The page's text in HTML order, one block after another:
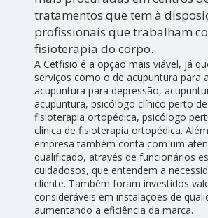
tratamentos que tem à
profissionais que trabalham
fisioterapia do corpo.
A Cetfisio é a opção mais viável, já
serviços como o de acupuntura para
acupuntura para depressão,
acupuntura, psicólogo clínico perto
fisioterapia ortopédica, psicólogo
clínica de fisioterapia ortopédica.
empresa também conta com um
qualificado, através de funcionários
cuidadosos, que entendem a
cliente. Também foram investidos
consideráveis em instalações de
aumentando a eficiência da marca.